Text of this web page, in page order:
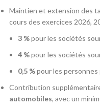
Maintien et extension des
cours des exercices 2026,
3 %pour les sociétés
4 %pour les sociétés
0,5 %pour les personnes
Contribution
automobiles, avec un